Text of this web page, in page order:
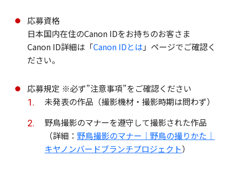
応募資格
日本国内在住のCanon IDをお持ちのお客さま
Canon ID詳細は「Canon IDとは 」ページでご確認く
ださい。
応募規定 ※必ず”注意事項”をご確認ください
未発表の作品（撮影機材・撮影時期は問わず）
野鳥撮影のマナーを遵守して撮影された作品
（詳細： 野鳥撮影のマナー｜野鳥の撮りかた｜
キヤノンバードブランチプロジェクト）